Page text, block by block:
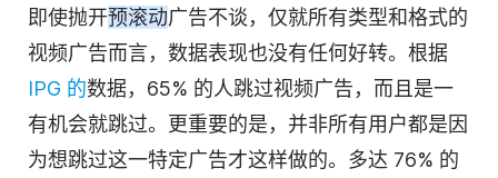
即使抛开预滚动广告不谈，仅就所有类型和格式的
视频广告而言，数据表现也没有任何好转。根据
IPG 的数据，65% 的人跳过视频广告，而且是一
有机会就跳过。更重要的是，并非所有用户都是因
为想跳过这一特定广告才这样做的。多达 76% 的